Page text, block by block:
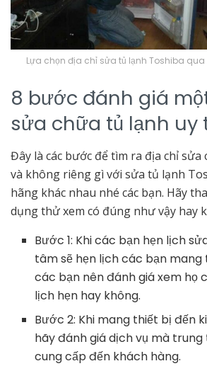
Lựa chọn địa chỉ sửa tủ lạnh Toshiba
8 bước đánh giá
sửa chữa tủ lạnh uy
Đây là các bước để tìm ra địa chỉ
và không riêng gì với sửa tủ lạnh
hãng khác nhau nhé các bạn. Hãy
dụng thử xem có đúng như vậy hay
Bước 1: Khi các bạn hẹn lịch
tâm sẽ hẹn lịch các bạn mang
các bạn nên đánh giá xem họ
lịch hẹn hay không.
Bước 2: Khi mang thiết bị đến
hãy đánh giá dịch vụ mà
cung cấp đến khách hàng.